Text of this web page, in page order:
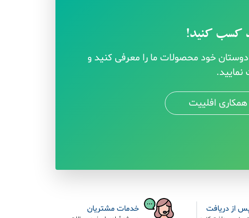
کسب کنید!
خود محصولات ما را معرفی کنید و
نمایید.
افلییت
از دریافت خدمات مشتریان